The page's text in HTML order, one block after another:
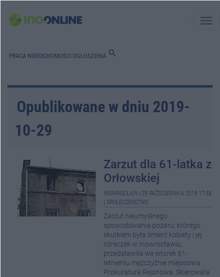
menu
PRACA NIERUCHOMOŚCI OGŁOSZENIA search
Opublikowane w dniu 2019-
10-29
Zarzut dla 61-latka z
Orłowskiej
INOWROCŁAW
29 PAŹDZIERNIKA 2019 17:58
SPOŁECZEŃSTWO
Zarzut nieumyślnego
spowodowania pożaru, którego
skutkiem była śmierć kobiety i jej
córeczek w Inowrocławiu,
przedstawiła we wtorek 61-
letniemu mężczyźnie miejscowa
Prokuratura Rejonowa. Skierowała